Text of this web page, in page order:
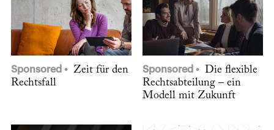
Sponsored
Zeit für den
Rechtsfall
Sponsored
Die flexible
Rechtsabteilung – ein
Modell mit Zukunft